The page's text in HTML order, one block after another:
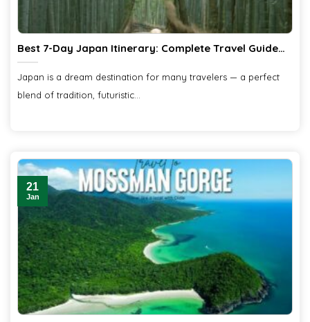
Best 7-Day Japan Itinerary: Complete Travel Guide
from Ciiclo
Japan is a dream destination for many travelers — a perfect
blend of tradition, futuristic...
21
Jan